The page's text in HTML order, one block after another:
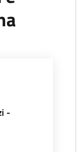
-